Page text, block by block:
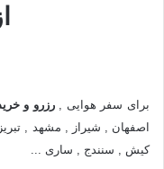
برای سفر هوایی ,رزرو و
اصفهان , شیراز , مشهد ,
کیش , سنندج , ساری ...